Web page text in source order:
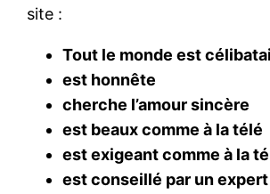
site :
Tout le monde est
est honnête
cherche l’amour sincère
est beaux comme à la télé
est exigeant comme à la
est conseillé par un expert